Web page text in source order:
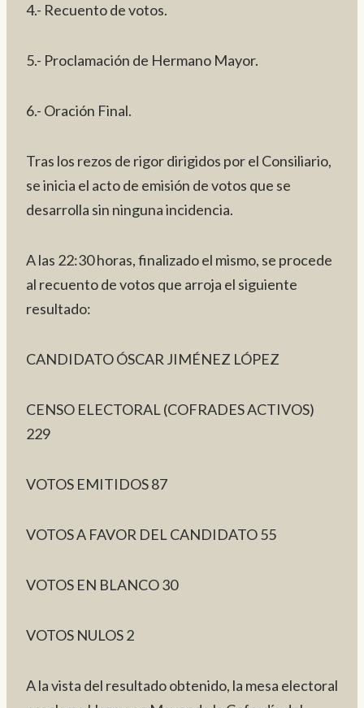
4.- Recuento de votos.
5.- Proclamación de Hermano Mayor.
6.- Oración Final.
Tras los rezos de rigor dirigidos por el Consiliario,
se inicia el acto de emisión de votos que se
desarrolla sin ninguna incidencia.
A las 22:30 horas, finalizado el mismo, se procede
al recuento de votos que arroja el siguiente
resultado:
CANDIDATO ÓSCAR JIMÉNEZ LÓPEZ
CENSO ELECTORAL (COFRADES ACTIVOS)
229
VOTOS EMITIDOS 87
VOTOS A FAVOR DEL CANDIDATO 55
VOTOS EN BLANCO 30
VOTOS NULOS 2
A la vista del resultado obtenido, la mesa electoral